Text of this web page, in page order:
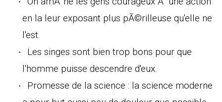
en la leur exposant plus pÃ©rilleuse qu'elle ne
l'est.
Les singes sont bien trop bons pour que
l'homme puisse descendre d'eux.
Promesse de la science : la science moderne